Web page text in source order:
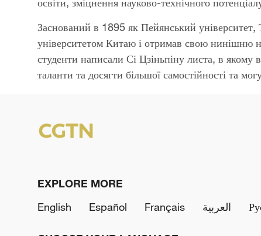
Заснований в 1895 як Пейянський
університетом Китаю і отримав свою нинішню
студенти написали Сі Цзіньпіну листа, в якому
таланти та досягти більшої самостійності та
EXPLORE MORE
English
Español Français العربية